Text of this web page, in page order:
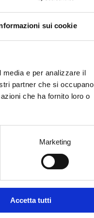
sui cookie
e per analizzare il
partner che si occupano
che ha fornito loro o
Marketing
Accetta tutti
la
E